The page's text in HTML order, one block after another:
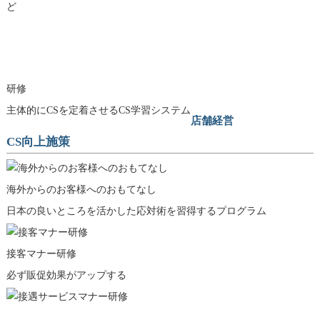
ど
研修
主体的にCSを定着させるCS学習システム
店舗経営
CS向上施策
海外からのお客様へのおもてなし
日本の良いところを活かした応対術を習得するプログラム
接客マナー研修
必ず販促効果がアップする